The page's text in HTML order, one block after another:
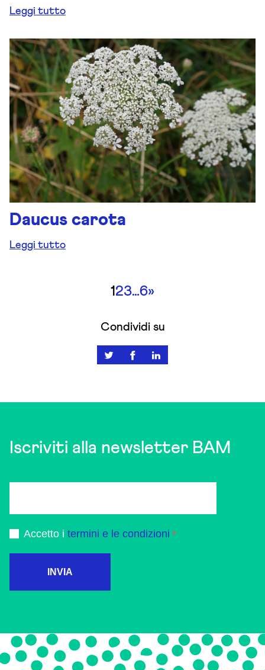
Leggi tutto
Daucus carota
Leggi tutto
123…6»
Condividi su
Iscriviti alla newsletter BAM
Accetto i termini e le condizioni
INVIA